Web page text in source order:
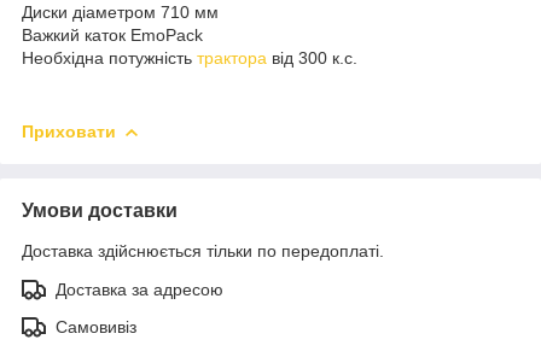
Диски діаметром 710 мм
Важкий каток EmoPack
Необхідна потужність трактора від 300 к.с.
Приховати
Умови доставки
Доставка здійснюється тільки по передоплаті.
Доставка за адресою
Самовивіз